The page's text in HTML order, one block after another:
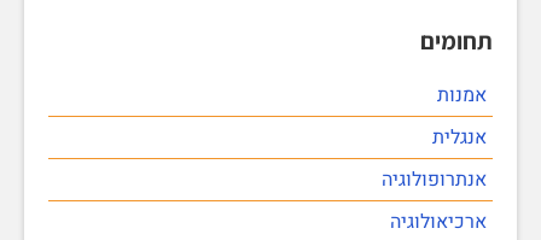
תחומים
אמנות
אנגלית
אנתרופולוגיה
ארכיאולוגיה